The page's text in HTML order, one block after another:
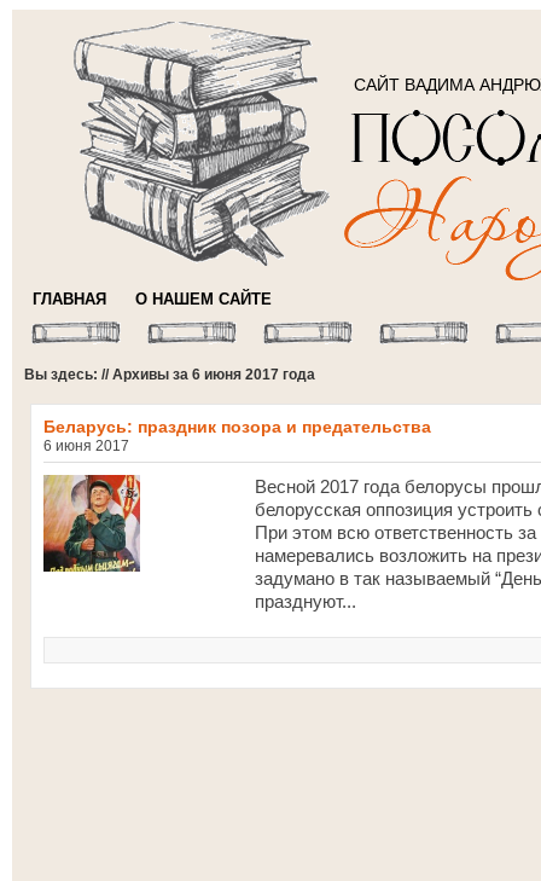
САЙТ ВАДИМА
ГЛАВНАЯ О НАШЕМ САЙТЕ
Вы здесь: // Архивы за 6 июня 2017 года
Беларусь: праздник позора и предательства
6 июня 2017
Весной 2017 года белорусы
белорусская оппозиция
При этом всю ответственность
намеревались возложить на
задумано в так называемый
празднуют...